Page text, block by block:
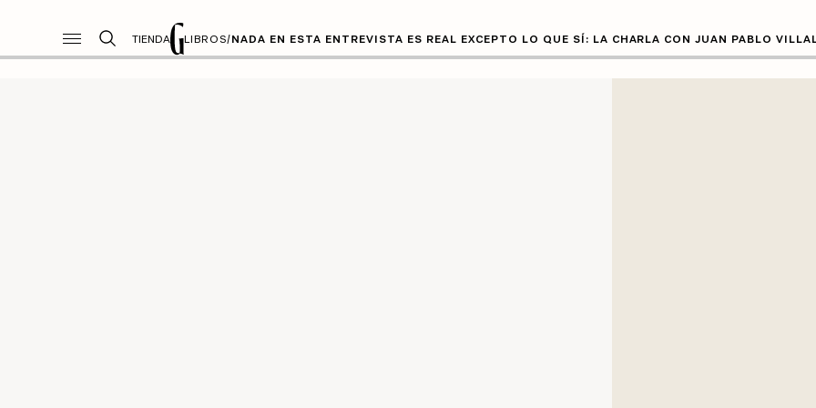
TIENDA LIBROS/NADA EN ESTA ENTREVISTA ES REAL EXCEPTO LO QUE SÍ: LA CHARLA CON JUAN PABLO